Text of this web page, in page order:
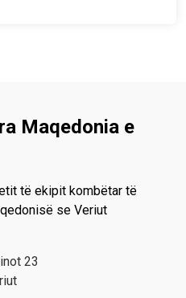
Maqedonia e
të ekipit kombëtar të
se Veriut
23